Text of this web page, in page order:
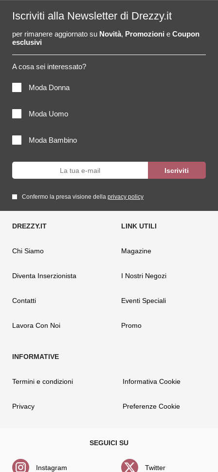
Iscriviti alla Newsletter di Drezzy.it
per rimanere aggiornato su Novità, Promozioni e Coupon
esclusivi
A cosa sei interessato?
Moda Donna
Moda Uomo
Moda Bambino
Confermo la presa visione della privacy policy
Chi Siamo
Diventa Inserzionista
Contatti
Lavora Con Noi
Magazine
I Nostri Negozi
Eventi Speciali
Promo
Termini e condizioni
Privacy
Informativa Cookie
Preferenze Cookie
Instagram Twitter